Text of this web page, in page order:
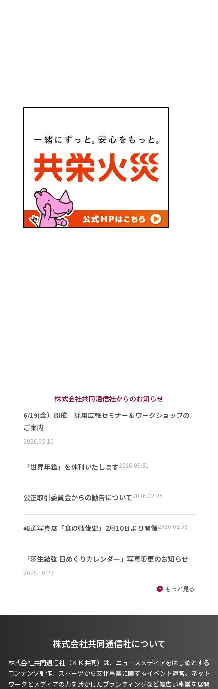
株式会社共同通信社からのお知らせ
6/19(金）開催 採用広報セミナー＆ワークショップの
ご案内
2026.05.10
「世界年鑑」を休刊いたします2026.03.31
公正取引委員会からの勧告について2026.02.25
報道写真展「食の戦後史」2月10日より開催2026.02.03
「羽生結弦 日めくりカレンダー」写真変更のお知らせ
2025.10.23
もっと見る
株式会社共同通信社について
株式会社共同通信社（ＫＫ共同）は、ニュースメディアをはじめとする
コンテンツ制作、スポーツから文化事業に関するイベント運営、ネット
ワークとメディアの力を活かしたブランディングなど幅広い事業を展開